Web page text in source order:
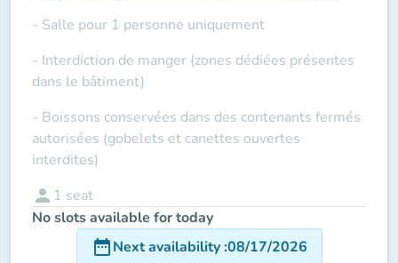
- Salle pour 1 personne uniquement
- Interdiction de manger (zones dédiées présentes
dans le bâtiment)
- Boissons conservées dans des contenants fermés
autorisées (gobelets et canettes ouvertes
interdites)
person 1 seat
No slots available for today
date_rangeNext availability:08/17/2026